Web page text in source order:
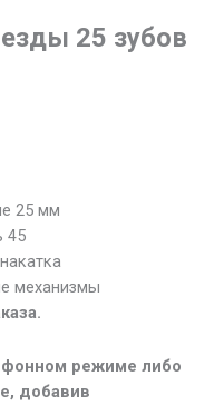
25 зубов
25 мм
45
механизмы
режиме либо
добавив